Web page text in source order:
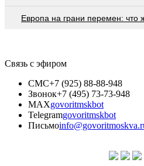
Европа на грани перемен: что
Связь с эфиром
СМС+7 (925) 88-88-948
Звонок+7 (495) 73-73-948
MAXgovoritmskbot
Telegramgovoritmskbot
Письмо